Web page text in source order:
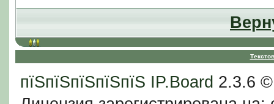
пїЅпїЅпїЅпїЅпїЅ IP.Board 2.3.6